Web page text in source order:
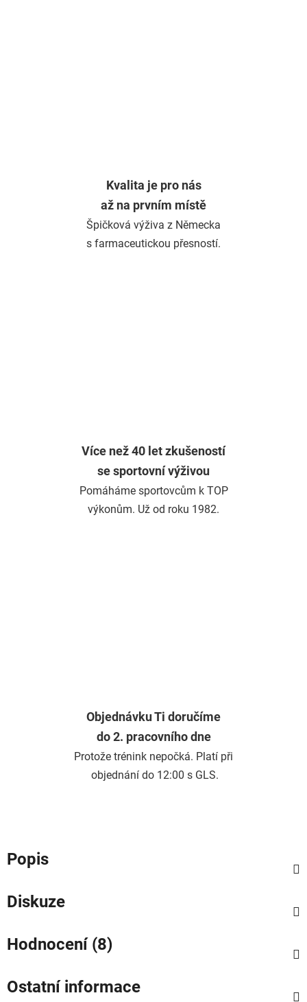
Kvalita je pro nás
až na prvním místě
Špičková výživa z Německa
s farmaceutickou přesností.
Více než 40 let zkušeností
se sportovní výživou
Pomáháme sportovcům k TOP
výkonům. Už od roku 1982.
Objednávku Ti doručíme
do 2. pracovního dne
Protože trénink nepočká. Platí při
objednání do 12:00 s GLS.
Popis
Diskuze
Hodnocení (8)
Ostatní informace